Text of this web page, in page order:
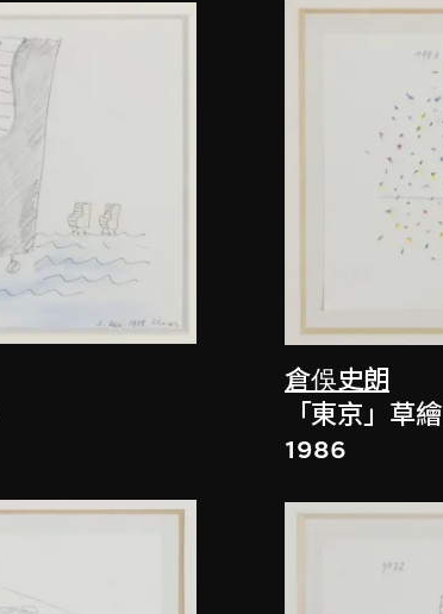
倉俁史朗
「東京」草繪
1986